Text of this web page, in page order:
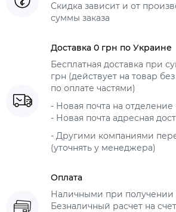
Скидка зависит и от
суммы заказа
Доставка 0 грн по Украине
Бесплатная доставка при
грн (действует на товар
по оплате частями)
- Новая почта на отделение
- Новая почта адресная
- Другими компаниями
(уточнять у менеджера)
Оплата
Наличными при получении
Безналичный расчет на